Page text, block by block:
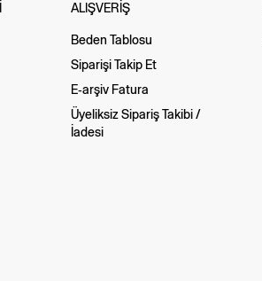
ALIŞVERİŞ
Beden Tablosu
Siparişi Takip Et
E-arşiv Fatura
Üyeliksiz Sipariş Takibi /
İadesi